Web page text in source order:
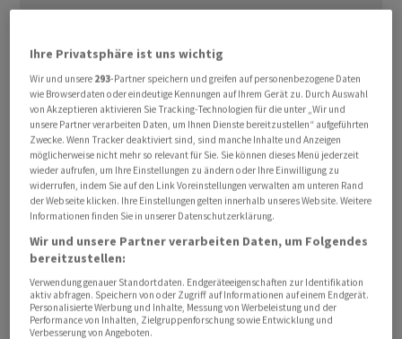
Dieser sei in Brüssel jedoch ‌auf ⁠Ablehnung gestossen,
berichteten die Zeitung «The Guardian» und der Sender
BBC am ⁠Samstag. Demnach habe die EU stattdessen
vorgeschlagen, dass das Land einer Zollunion oder dem
‌Europäischen Wirtschaftsraum (EWR) beitreten solle.
Beide Optionen würden jedoch ‌voraussetzen, dass
Premierminister Keir Starmer seine ​Ablehnung der
Personenfreizügigkeit für Arbeiter aufgibt. Britische
Regierungsvertreter erklärten dem «Guardian» zufolge,
die EU habe den Vorschlag für einen Waren-
Binnenmarkt nicht endgültig abgelehnt. Das Thema
gehöre zu den Optionen für einen geplanten EU-
Ihre Privatsphäre ist uns wichtig
Wir und unsere 293-Partner speichern und greifen auf personenbezogene Daten
wie Browserdaten oder eindeutige Kennungen auf Ihrem Gerät zu. Durch Auswahl
von Akzeptieren aktivieren Sie Tracking-Technologien für die unter „Wir und
unsere Partner verarbeiten Daten, um Ihnen Dienste bereitzustellen“ aufgeführten
Zwecke. Wenn Tracker deaktiviert sind, sind manche Inhalte und Anzeigen
möglicherweise nicht mehr so relevant für Sie. Sie können dieses Menü jederzeit
wieder aufrufen, um Ihre Einstellungen zu ändern oder Ihre Einwilligung zu
widerrufen, indem Sie auf den Link Voreinstellungen verwalten am unteren Rand
der Webseite klicken. Ihre Einstellungen gelten innerhalb unseres Website. Weitere
Informationen finden Sie in unserer Datenschutzerklärung.
Wir und unsere Partner verarbeiten Daten, um Folgendes
bereitzustellen:
Verwendung genauer Standortdaten. Endgeräteeigenschaften zur Identifikation
aktiv abfragen. Speichern von oder Zugriff auf Informationen auf einem Endgerät.
Personalisierte Werbung und Inhalte, Messung von Werbeleistung und der
Performance von Inhalten, Zielgruppenforschung sowie Entwicklung und
Verbesserung von Angeboten.